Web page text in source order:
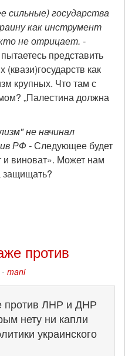
сильные) государства
как инструмент
не отрицает. -
представить
как
крупных. Что там с
„Палестина должна
не начинал
РФ -Следующее будет
и виноват». Может нам
защищать?
против
mani
против ЛНР и ДНР
нету ни капли
украинского